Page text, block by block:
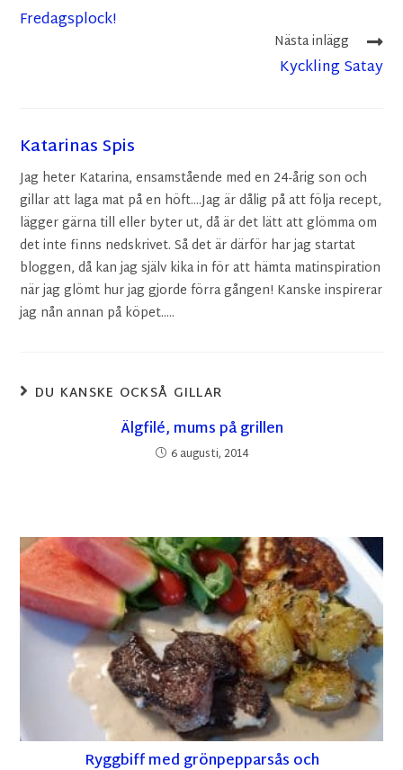
Fredagsplock!
Nästa inlägg
Kyckling Satay
Katarinas Spis
Jag heter Katarina, ensamstående med en 24-årig son och
gillar att laga mat på en höft....Jag är dålig på att följa recept,
lägger gärna till eller byter ut, då är det lätt att glömma om
det inte finns nedskrivet. Så det är därför har jag startat
bloggen, då kan jag själv kika in för att hämta matinspiration
när jag glömt hur jag gjorde förra gången! Kanske inspirerar
jag nån annan på köpet.....
DU KANSKE OCKSÅ GILLAR
Älgfilé, mums på grillen
6 augusti, 2014
Ryggbiff med grönpepparsås och